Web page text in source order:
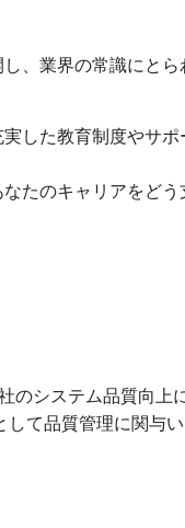
、業界の常識にと
した教育制度やサ
たのキャリアをどう
のシステム品質向上
て品質管理に関与